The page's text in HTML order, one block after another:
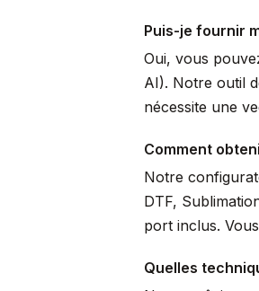
Puis-je fournir
Oui, vous
AI). Notre outil
nécessite une
Comment
Notre
DTF,
port inclus.
Quelles